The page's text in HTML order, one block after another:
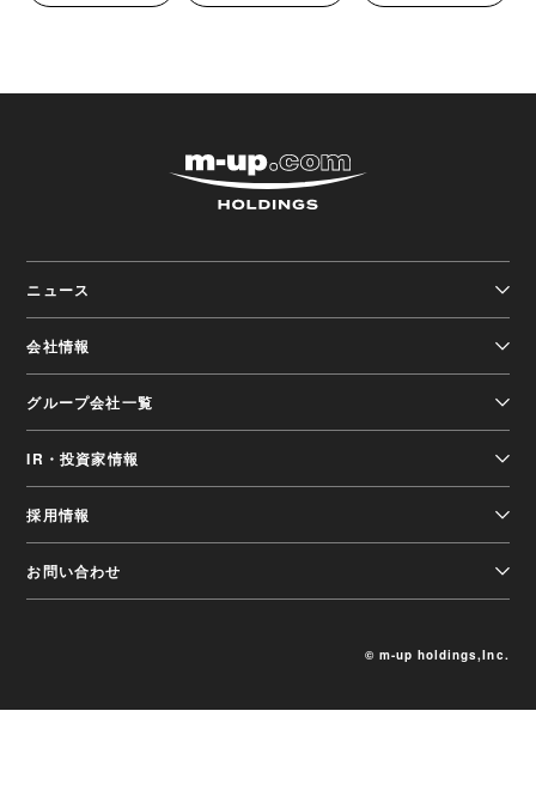
ニュース
会社情報
グループ会社一覧
IR・投資家情報
採用情報
お問い合わせ
© m-up holdings,Inc.